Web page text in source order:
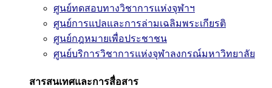
ศูนย์ทดสอบทางวิชาการแห่งจุฬาฯ
ศูนย์การแปลและการล่ามเฉลิมพระเกียรติ
ศูนย์กฎหมายเพื่อประชาชน
ศูนย์บริการวิชาการแห่งจุฬาลงกรณ์มหาวิทยาลัย
สารสนเทศและการสื่อสาร